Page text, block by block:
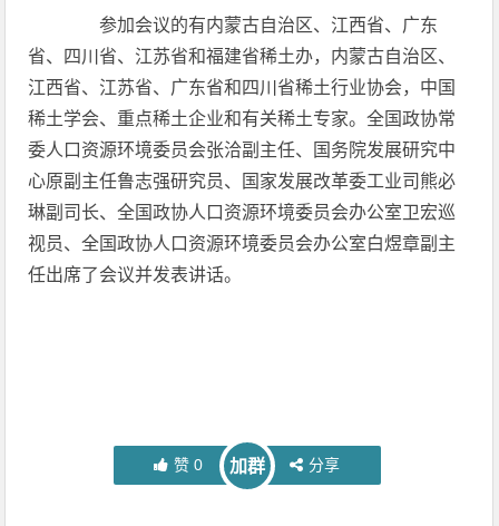
参加会议的有内蒙古自治区、江西省、广东
省、四川省、江苏省和福建省稀土办，内蒙古自治区、
江西省、江苏省、广东省和四川省稀土行业协会，中国
稀土学会、重点稀土企业和有关稀土专家。全国政协常
委人口资源环境委员会张洽副主任、国务院发展研究中
心原副主任鲁志强研究员、国家发展改革委工业司熊必
琳副司长、全国政协人口资源环境委员会办公室卫宏巡
视员、全国政协人口资源环境委员会办公室白煜章副主
任出席了会议并发表讲话。
赞 0 加群 分享